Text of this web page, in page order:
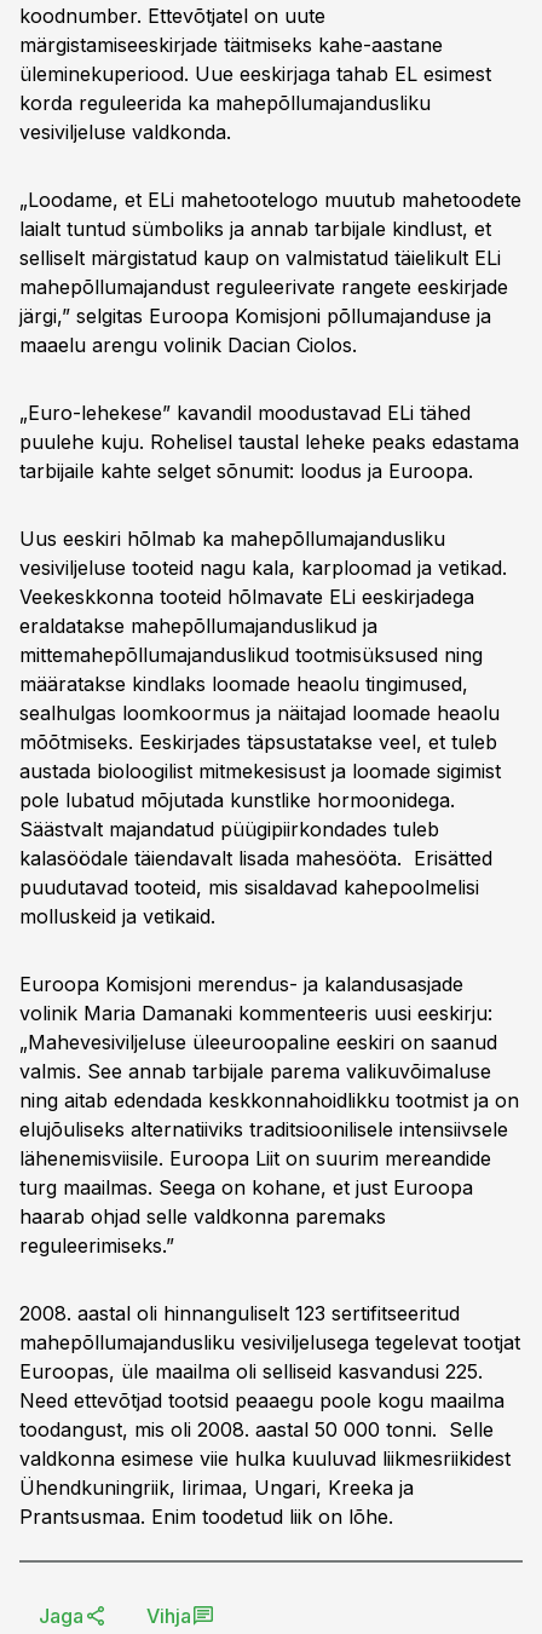
koodnumber. Ettevõtjatel on uute
märgistamiseeskirjade täitmiseks kahe-aastane
üleminekuperiood. Uue eeskirjaga tahab EL esimest
korda reguleerida ka mahepõllumajandusliku
vesiviljeluse valdkonda.
„Loodame, et ELi mahetootelogo muutub mahetoodete
laialt tuntud sümboliks ja annab tarbijale kindlust, et
selliselt märgistatud kaup on valmistatud täielikult ELi
mahepõllumajandust reguleerivate rangete eeskirjade
järgi,” selgitas Euroopa Komisjoni põllumajanduse ja
maaelu arengu volinik Dacian Ciolos.
„Euro-lehekese” kavandil moodustavad ELi tähed
puulehe kuju. Rohelisel taustal leheke peaks edastama
tarbijaile kahte selget sõnumit: loodus ja Euroopa.
Uus eeskiri hõlmab ka mahepõllumajandusliku
vesiviljeluse tooteid nagu kala, karploomad ja vetikad.
Veekeskkonna tooteid hõlmavate ELi eeskirjadega
eraldatakse mahepõllumajanduslikud ja
mittemahepõllumajanduslikud tootmisüksused ning
määratakse kindlaks loomade heaolu tingimused,
sealhulgas loomkoormus ja näitajad loomade heaolu
mõõtmiseks. Eeskirjades täpsustatakse veel, et tuleb
austada bioloogilist mitmekesisust ja loomade sigimist
pole lubatud mõjutada kunstlike hormoonidega.
Säästvalt majandatud püügipiirkondades tuleb
kalasöödale täiendavalt lisada mahesööta. Erisätted
puudutavad tooteid, mis sisaldavad kahepoolmelisi
molluskeid ja vetikaid.
Euroopa Komisjoni merendus- ja kalandusasjade
volinik Maria Damanaki kommenteeris uusi eeskirju:
„Mahevesiviljeluse üleeuroopaline eeskiri on saanud
valmis. See annab tarbijale parema valikuvõimaluse
ning aitab edendada keskkonnahoidlikku tootmist ja on
elujõuliseks alternatiiviks traditsioonilisele intensiivsele
lähenemisviisile. Euroopa Liit on suurim mereandide
turg maailmas. Seega on kohane, et just Euroopa
haarab ohjad selle valdkonna paremaks
reguleerimiseks.”
2008. aastal oli hinnanguliselt 123 sertifitseeritud
mahepõllumajandusliku vesiviljelusega tegelevat tootjat
Euroopas, üle maailma oli selliseid kasvandusi 225.
Need ettevõtjad tootsid peaaegu poole kogu maailma
toodangust, mis oli 2008. aastal 50 000 tonni. Selle
valdkonna esimese viie hulka kuuluvad liikmesriikidest
Ühendkuningriik, Iirimaa, Ungari, Kreeka ja
Prantsusmaa. Enim toodetud liik on lõhe.
Jaga Vihja